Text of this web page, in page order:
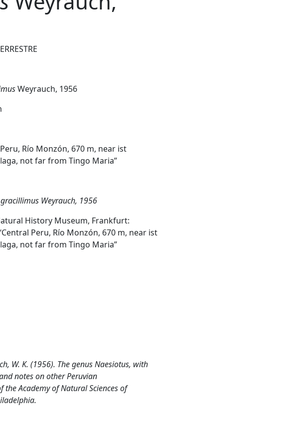
Weyrauch, 1956
Río Monzón, 670 m, near ist
not far from Tingo Maria”
Weyrauch, 1956
History Museum, Frankfurt:
Peru, Río Monzón, 670 m, near ist
not far from Tingo Maria”
W. K. (1956). The genus Naesiotus, with
notes on other Peruvian
the Academy of Natural Sciences of